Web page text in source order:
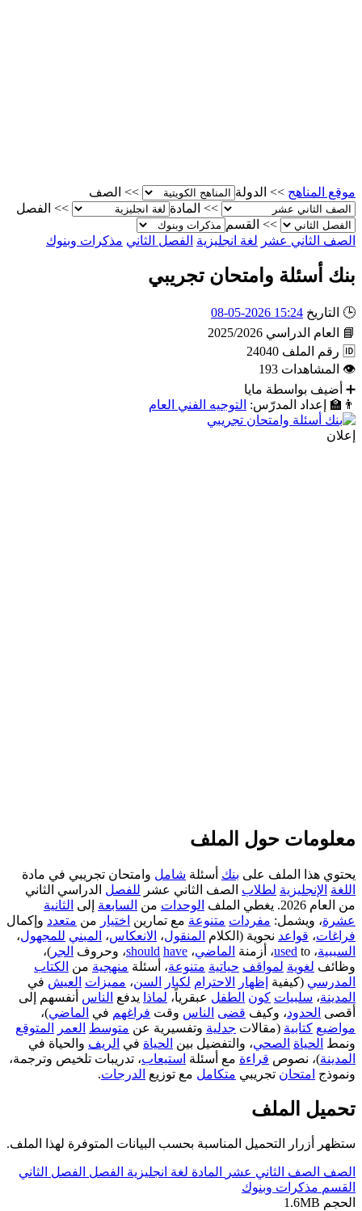
موقع المناهج >> الدولة >>
الصف
>>
المادة >>
الفصل
>>
القسم
الصف الثاني عشر لغة انجليزية الفصل الثاني مذكرات وبنوك
بنك أسئلة وامتحان تجريبي
🕒 التاريخ 15:24 2026-05-08
📘
العام الدراسي 2025/2026
🆔 رقم الملف 24040
👁
المشاهدات 193
➕
أضيف بواسطة مايا
👨‍🏫
إعداد المدرّس: التوجيه الفني العام
إعلان
معلومات حول الملف
يحتوي هذا الملف على بنكأسئلة شاملوامتحان تجريبي في مادة
اللغة
الإنجليزية لطلابالصف الثاني عشر للفصلالدراسي الثاني
من العام 2026. يغطي الملف
الوحداتمن السابعةإلى الثانية
عشرة، ويشمل: مفردات متنوعةمع تمارين اختيار من متعددوإكمال
فراغات، قواعدنحوية (الكلام المنقول، الانعكاس، المبني للمجهول،
السببية، used to، أزمنة الماضي، should have ، وحروف الجر )،
وظائف لغوية لمواقف حياتية متنوعة، أسئلة منهجيةمن الكتاب
المدرسي(كيفية إظهار الاحترام لكبار السن، مميزات العيشفي
المدينة، سلبيات كون الطفلعبقرياً، لماذا يدفع الناسأنفسهم إلى
أقصى الحدود، وكيف قضى الناسوقت فراغهم في الماضي)،
مواضيع كتابية(مقالات جدليةوتفسيرية عن متوسط العمر
المتوقع
ونمط الحياة الصحي، والتفضيل بين الحياةفي الريفوالحياة في
المدينة)، نصوص قراءةمع أسئلة استيعاب، تدريبات تلخيص وترجمة،
ونموذج امتحانتجريبي متكاملمع توزيع الدرجات.
تحميل الملف
ستظهر أزرار التحميل المناسبة بحسب البيانات المتوفرة لهذا الملف.
الصف الصف الثاني عشر المادة لغة انجليزية الفصل
الفصل الثاني
القسم مذكرات وبنوك
الحجم 1.6MB